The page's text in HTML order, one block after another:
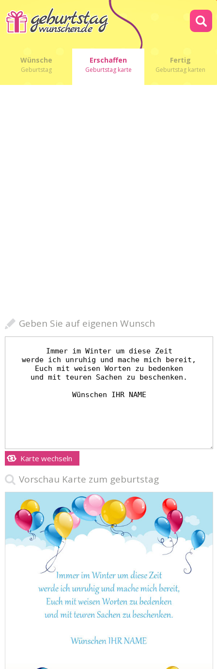
Wünsche
Geburtstag
Erschaffen
Geburtstag karte
Fertig
Geburtstag karten
Geben Sie auf eigenen Wunsch
Karte wechseln
Vorschau Karte zum geburtstag